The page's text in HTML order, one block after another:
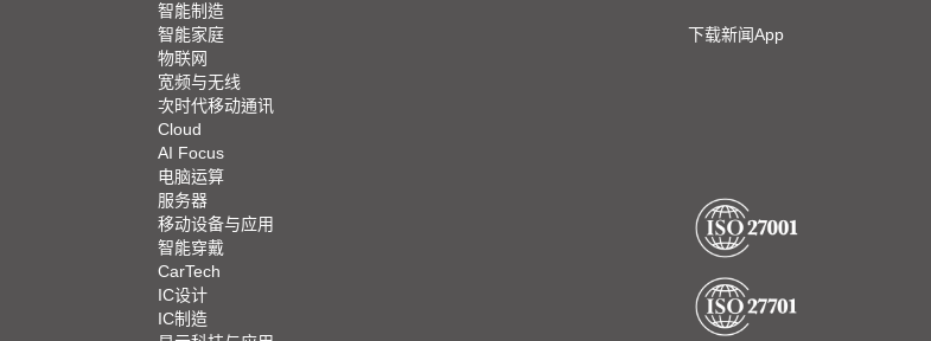
智能制造
智能家庭
物联网
宽频与无线
次时代移动通讯
Cloud
AI Focus
电脑运算
服务器
移动设备与应用
智能穿戴
CarTech
IC设计
IC制造
下载新闻App